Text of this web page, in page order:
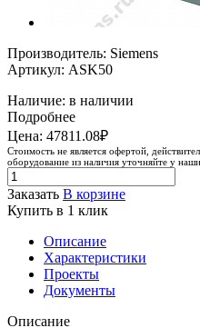
Производитель: Siemens
Артикул: ASK50
Наличие: в наличии
Подробнее
Цена: 47811.08₽
Стоимость не является офертой,
оборудование из наличия уточняйте у
Заказать В корзине
Купить в 1 клик
Описание
Характеристики
Проекты
Документы
Описание